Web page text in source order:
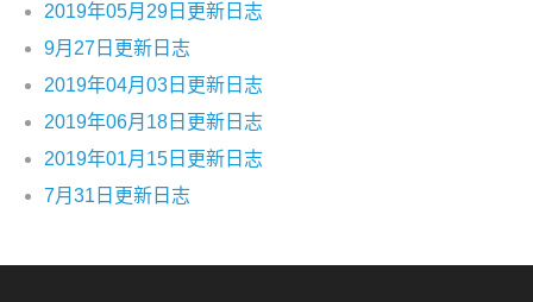
2019年05月29日更新日志
9月27日更新日志
2019年04月03日更新日志
2019年06月18日更新日志
2019年01月15日更新日志
7月31日更新日志